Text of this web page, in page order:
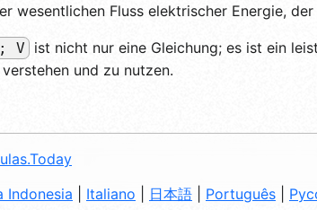
wesentlichen Fluss elektrischer Energie,
V
ist nicht nur eine Gleichung; es ist ein
und zu nutzen.
Indonesia Italiano 日本語 Português